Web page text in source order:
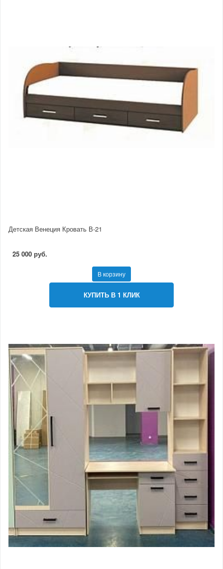
Детская Венеция Кровать В-21
25 000 руб.
В корзину
КУПИТЬ В 1 КЛИК